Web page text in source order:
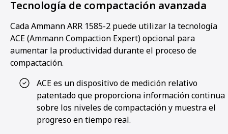
Tecnología de compactación avanzada
Cada Ammann ARR 1585-2 puede utilizar la tecnología
ACE (Ammann Compaction Expert) opcional para
aumentar la productividad durante el proceso de
compactación.
ACE es un dispositivo de medición relativo
patentado que proporciona información continua
sobre los niveles de compactación y muestra el
progreso en tiempo real.